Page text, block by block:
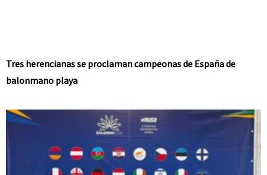
Tres herencianas se proclaman campeonas de España de
balonmano playa